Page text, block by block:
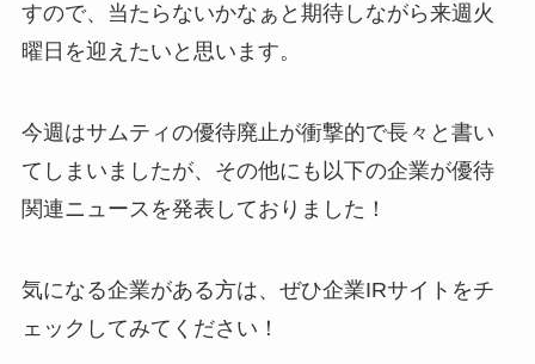
すので、当たらないかなぁと期待しながら来週火
曜日を迎えたいと思います。
今週はサムティの優待廃止が衝撃的で長々と書い
てしまいましたが、その他にも以下の企業が優待
関連ニュースを発表しておりました！
気になる企業がある方は、ぜひ企業IRサイトをチ
ェックしてみてください！